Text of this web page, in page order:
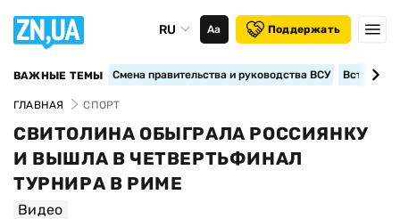
RU Аа Поддержать
ВАЖНЫЕ ТЕМЫ Смена правительства и руководства ВСУ
ГЛАВНАЯ СПОРТ
СВИТОЛИНА ОБЫГРАЛА РОССИЯНКУ
И ВЫШЛА В ЧЕТВЕРТЬФИНАЛ
ТУРНИРА В РИМЕ
Видео